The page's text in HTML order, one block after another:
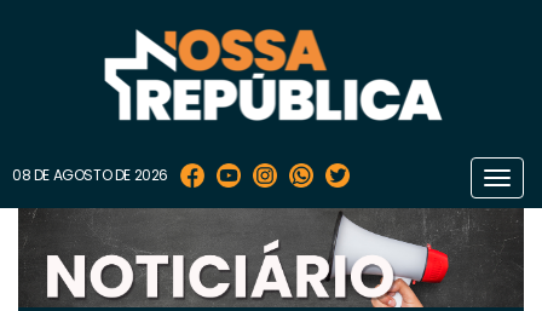
08 DE AGOSTO DE 2026